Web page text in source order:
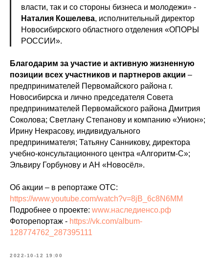
власти, так и со стороны бизнеса и молодежи» -
Наталия Кошелева, исполнительный директор
Новосибирского областного отделения «ОПОРЫ
РОССИИ».
Благодарим за участие и активную жизненную
позиции всех участников и партнеров акции –
предпринимателей Первомайского района г.
Новосибирска и лично председателя Совета
предпринимателей Первомайского района Дмитрия
Соколова; Светлану Степанову и компанию «Унион»;
Ирину Некрасову, индивидуального
предпринимателя; Татьяну Санникову, директора
учебно-консультационного центра «Алгоритм-С»;
Эльвиру Горбунову и АН «Новосёл».
Об акции – в репортаже ОТС:
https://www.youtube.com/watch?v=8jB_6c8N6MM
Подробнее о проекте: www.наследиенсо.рф
Фоторепортаж - https://vk.com/album-
128774762_287395111
2022-10-12 19:00